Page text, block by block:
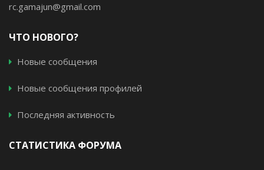
rc.gamajun@gmail.com
ЧТО НОВОГО?
Новые сообщения
Новые сообщения профилей
Последняя активность
СТАТИСТИКА ФОРУМА